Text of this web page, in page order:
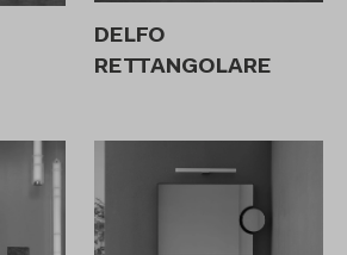
DELFO
RETTANGOLARE